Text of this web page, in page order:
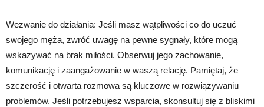
Wezwanie do działania: Jeśli masz wątpliwości co do uczuć
swojego męża, zwróć uwagę na pewne sygnały, które mogą
wskazywać na brak miłości. Obserwuj jego zachowanie,
komunikację i zaangażowanie w waszą relację. Pamiętaj, że
szczerość i otwarta rozmowa są kluczowe w rozwiązywaniu
problemów. Jeśli potrzebujesz wsparcia, skonsultuj się z bliskimi